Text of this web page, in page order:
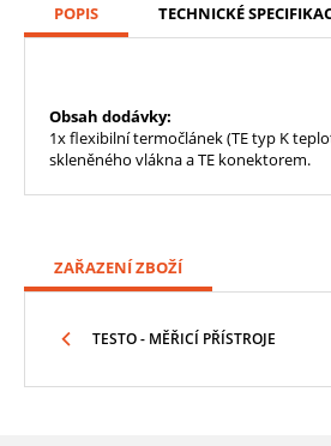
POPIS TECHNICKÉ
Obsah dodávky:
1x flexibilní termočlánek (TE typ K
skleněného vlákna a TE konektorem.
ZAŘAZENÍ ZBOŽÍ
TESTO - MĚŘICÍ PŘÍSTROJE